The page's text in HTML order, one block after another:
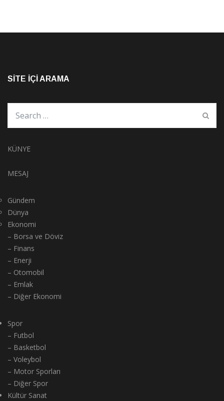
SITE İÇI ARAMA
KÜNYE
MESAJ
Gündem
Dünya
Ekonomi
– Borsa ve Döviz
– Finans
– Enerji
– Otomobil
– Emlak
– Diğer Ekonomi
Spor
– Futbol
– Basketbol
– Voleybol
– Motor Sporları
– Diğer Spor
Kültür Sanat